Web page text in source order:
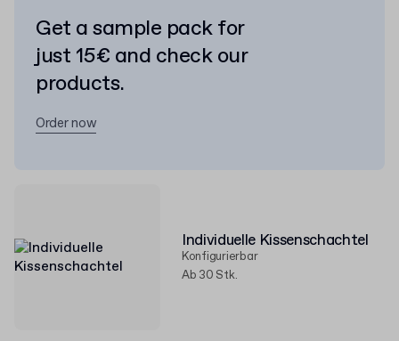
Individuelle Kissenschachtel
Konfigurierbar
Ab 30 Stk.
Get a sample pack for
just 15€ and check our
products.
Order now